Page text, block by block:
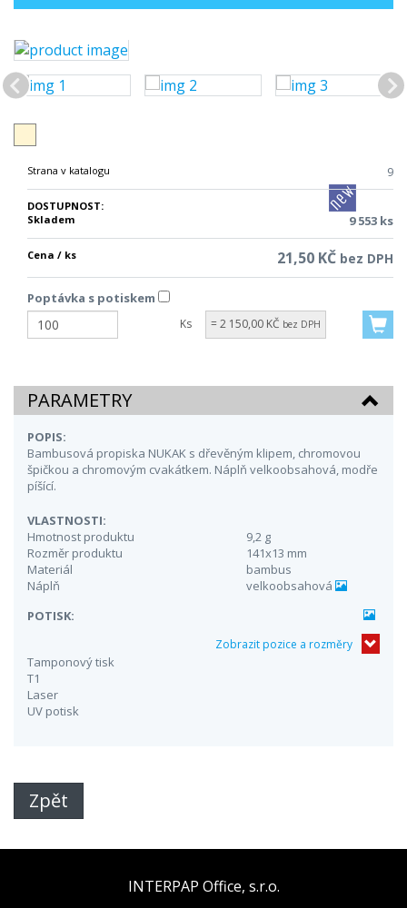
Strana v katalogu 9
DOSTUPNOST:
Skladem
9 553 ks
Cena / ks 21,50 KČ bez DPH
Poptávka s potiskem
Ks = 2 150,00 KČ bez DPH
PARAMETRY
POPIS:
Bambusová propiska NUKAK s dřevěným klipem, chromovou
špičkou a chromovým cvakátkem. Náplň velkoobsahová, modře
píšící.
VLASTNOSTI:
Hmotnost produktu
9,2 g
Rozměr produktu
141x13 mm
Materiál
bambus
Náplň
velkoobsahová
POTISK:
Zobrazit pozice a rozměry
Tamponový tisk
T1
Laser
UV potisk
Zpět
INTERPAP Office, s.r.o.